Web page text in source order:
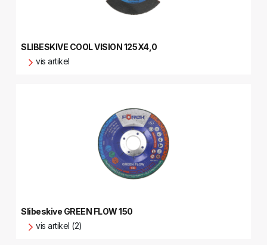
SLIBESKIVE COOL VISION 125X4,0
vis artikel
Slibeskive GREEN FLOW 150
vis artikel (2)